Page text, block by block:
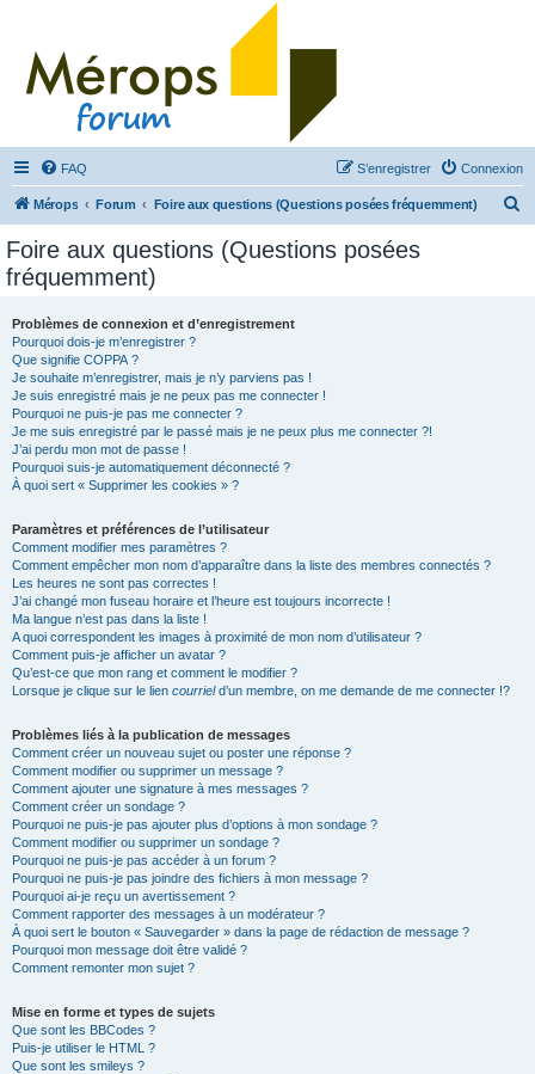
FAQ Connexion
S’enregistrer
Mérops Forum Foire aux questions (Questions posées fréquemment)
Foire aux questions (Questions posées
fréquemment)
Problèmes de connexion et d’enregistrement
Pourquoi dois-je m’enregistrer ?
Que signifie COPPA ?
Je souhaite m’enregistrer, mais je n’y parviens pas !
Je suis enregistré mais je ne peux pas me connecter !
Pourquoi ne puis-je pas me connecter ?
Je me suis enregistré par le passé mais je ne peux plus me connecter ?!
J’ai perdu mon mot de passe !
Pourquoi suis-je automatiquement déconnecté ?
À quoi sert « Supprimer les cookies » ?
Paramètres et préférences de l’utilisateur
Comment modifier mes paramètres ?
Comment empêcher mon nom d’apparaître dans la liste des membres connectés ?
Les heures ne sont pas correctes !
J’ai changé mon fuseau horaire et l’heure est toujours incorrecte !
Ma langue n’est pas dans la liste !
A quoi correspondent les images à proximité de mon nom d’utilisateur ?
Comment puis-je afficher un avatar ?
Qu’est-ce que mon rang et comment le modifier ?
Lorsque je clique sur le lien courrield’un membre, on me demande de me connecter !?
Problèmes liés à la publication de messages
Comment créer un nouveau sujet ou poster une réponse ?
Comment modifier ou supprimer un message ?
Comment ajouter une signature à mes messages ?
Comment créer un sondage ?
Pourquoi ne puis-je pas ajouter plus d’options à mon sondage ?
Comment modifier ou supprimer un sondage ?
Pourquoi ne puis-je pas accéder à un forum ?
Pourquoi ne puis-je pas joindre des fichiers à mon message ?
Pourquoi ai-je reçu un avertissement ?
Comment rapporter des messages à un modérateur ?
À quoi sert le bouton « Sauvegarder » dans la page de rédaction de message ?
Pourquoi mon message doit être validé ?
Comment remonter mon sujet ?
Mise en forme et types de sujets
Que sont les BBCodes ?
Puis-je utiliser le HTML ?
Que sont les smileys ?